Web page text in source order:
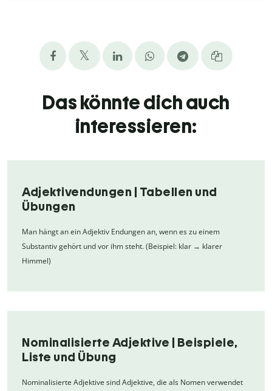
Das könnte dich auch
interessieren:
Adjektivendungen | Tabellen und
Übungen
Man hängt an ein Adjektiv Endungen an, wenn es zu einem
Substantiv gehört und vor ihm steht. (Beispiel: klar → klarer
Himmel)
Nominalisierte Adjektive | Beispiele,
Liste und Übung
Nominalisierte Adjektive sind Adjektive, die als Nomen verwendet